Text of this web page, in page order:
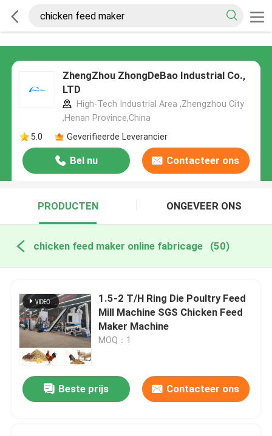
ZhengZhou ZhongDeBao Industrial Co.,
LTD
High-Tech Industrial Area ,Zhengzhou City
,Henan Province,China
5.0
Geverifieerde Leverancier
Bel nu Contacteer ons
PRODUCTEN ONGEVEER ONS
chicken feed maker online fabricage (50)
1.5-2 T/H Ring Die Poultry Feed
Mill Machine SGS Chicken Feed
Maker Machine
MOQ：1
Beste prijs Contacteer ons